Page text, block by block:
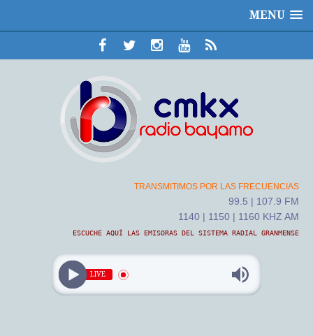
MENU
TRANSMITIMOS POR LAS FRECUENCIAS
99.5 | 107.9 FM
1140 | 1150 | 1160 KHZ AM
ESCUCHE AQUÍ LAS EMISORAS DEL SISTEMA RADIAL GRANMENSE
LIVE